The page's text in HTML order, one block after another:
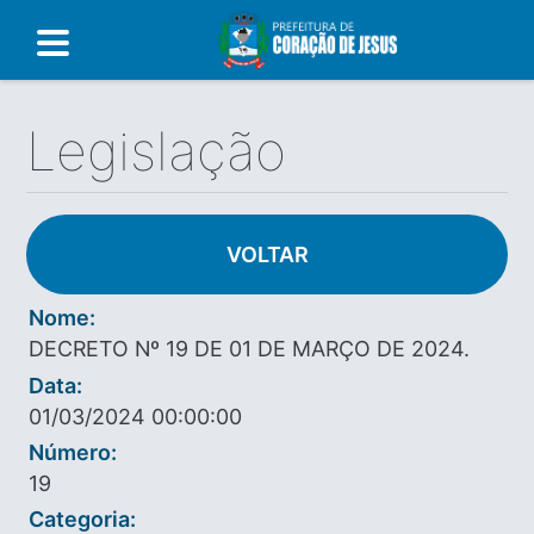
Legislação
VOLTAR
Nome:
DECRETO Nº 19 DE 01 DE MARÇO DE 2024.
Data:
01/03/2024 00:00:00
Número:
19
Categoria: